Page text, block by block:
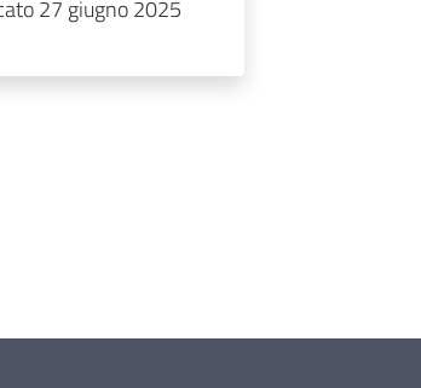
27 giugno 2025